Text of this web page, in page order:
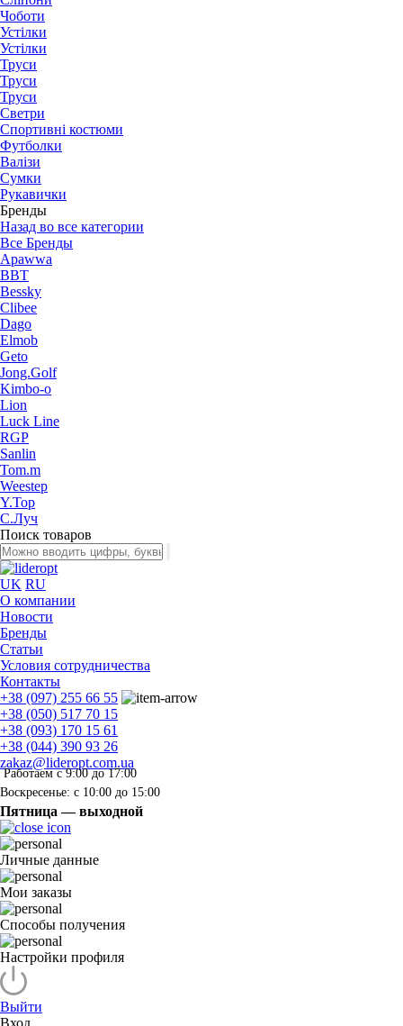
Чоботи
Устілки
Устілки
Труси
Труси
Труси
Светри
Спортивні костюми
Футболки
Валізи
Сумки
Рукавички
Бренды
Назад во все категории
Все Бренды
Apawwa
BBT
Bessky
Clibee
Dago
Elmob
Geto
Jong.Golf
Kimbo-o
Lion
Luck Line
RGP
Sanlin
Tom.m
Weestep
Y.Top
С.Луч
Поиск товаров
UK RU
О компании
Новости
Бренды
Статьи
Условия сотрудничества
Контакты
+38 (097) 255 66 55
+38 (050) 517 70 15
+38 (093) 170 15 61
+38 (044) 390 93 26
zakaz@lideropt.com.ua
Работаем с 9:00 до 17:00
Воскресенье: с 10:00 до 15:00
Пятница — выходной
Личные данные
Мои заказы
Способы получения
Настройки профиля
Выйти
Вход